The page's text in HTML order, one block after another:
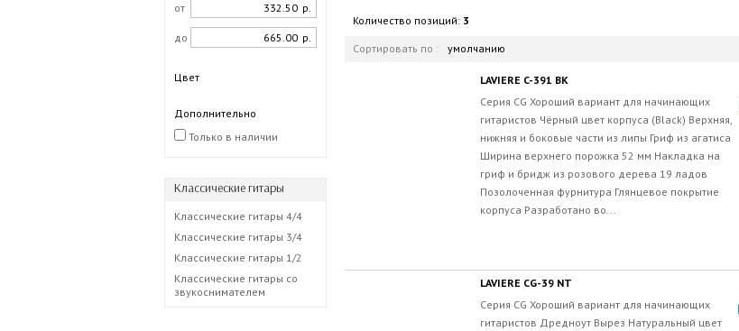
от
р.
до р.
Цвет
Дополнительно
Только в наличии
Классические гитары
Классические гитары 4/4
Классические гитары 3/4
Классические гитары 1/2
Классические гитары со
звукоснимателем
Количество позиций: 3
Сортировать по : умолчанию
LAVIERE C-391 BK
Серия CG Хороший вариант для начинающих
гитаристов Чёрный цвет корпуса (Black) Верхняя,
нижняя и боковые части из липы Гриф из агатиса
Ширина верхнего порожка 52 мм Накладка на
гриф и бридж из розового дерева 19 ладов
Позолоченная фурнитура Глянцевое покрытие
корпуса Разработано во...
LAVIERE CG-39 NT
Серия CG Хороший вариант для начинающих
гитаристов Дредноут Вырез Натуральный цвет